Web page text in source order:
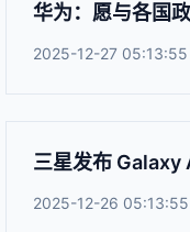
华为：愿与各国
2025-12-27 05:13:55
三星发布 Galaxy
2025-12-26 05:13:55